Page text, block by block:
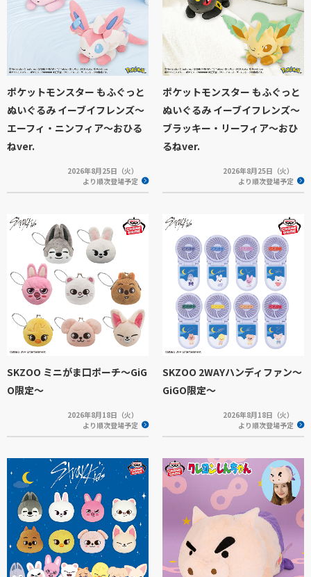
ポケットモンスター もふぐっと
ぬいぐるみ イーブイフレンズ～
エーフィ・ニンフィア～おひる
ねver.
2026年8月25日（火）
より順次登場予定
ポケットモンスター もふぐっと
ぬいぐるみ イーブイフレンズ～
ブラッキー・リーフィア～おひ
るねver.
2026年8月25日（火）
より順次登場予定
SKZOO ミニがま口ポーチ～GiG
O限定～
2026年8月18日（火）
より順次登場予定
SKZOO 2WAYハンディファン～
GiGO限定～
2026年8月18日（火）
より順次登場予定